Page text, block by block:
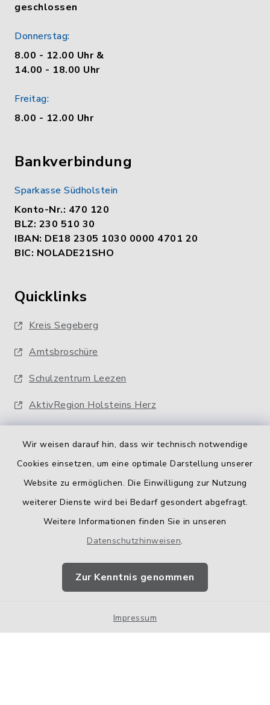
Wir weisen darauf hin, dass wir technisch notwendige
Cookies einsetzen, um eine optimale Darstellung unserer
Website zu ermöglichen. Die Einwilligung zur Nutzung
weiterer Dienste wird bei Bedarf gesondert abgefragt.
Weitere Informationen finden Sie in unseren
Datenschutzhinweisen.
Zur Kenntnis genommen
Impressum
geschlossen
Donnerstag:
8.00 - 12.00 Uhr &
14.00 - 18.00 Uhr
Freitag:
8.00 - 12.00 Uhr
Bankverbindung
Sparkasse Südholstein
Konto-Nr.: 470 120
BLZ: 230 510 30
IBAN: DE18 2305 1030 0000 4701 20
BIC: NOLADE21SHO
Quicklinks
Kreis Segeberg
Amtsbroschüre
Schulzentrum Leezen
AktivRegion Holsteins Herz
Barrierefreiheit
Impressum
Sitemap